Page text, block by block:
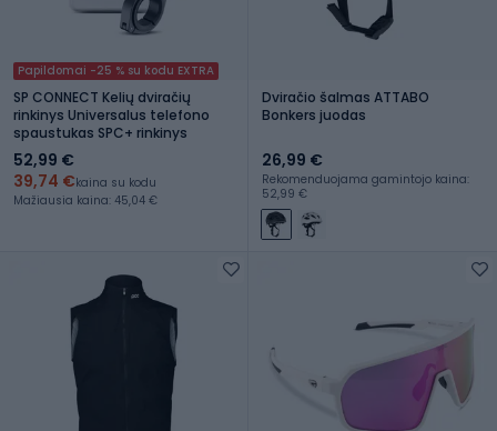
Papildomai -25 % su kodu EXTRA
SP CONNECT Kelių dviračių
rinkinys Universalus telefono
spaustukas SPC+ rinkinys
52,99 €
39,74 €kaina su kodu
Mažiausia kaina: 45,04 €
Dviračio šalmas ATTABO
Bonkers juodas
26,99 €
Rekomenduojama gamintojo kaina:
52,99 €